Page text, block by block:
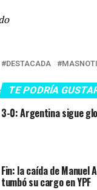
DESTACADA
TE PODRÍA
3-0: Argentina sigue
Fin: la caída de Manuel
tumbó su cargo en YPF